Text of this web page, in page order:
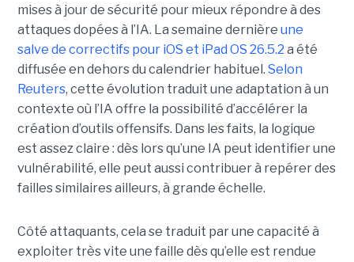
mises à jour de sécurité pour mieux répondre à des
attaques dopées à l’IA. La semaine dernière une
salve de correctifs pour iOS et iPad OS 26.5.2 a été
diffusée en dehors du calendrier habituel. Selon
Reuters, cette évolution traduit une adaptation à un
contexte où l’IA offre la possibilité d’accélérer la
création d’outils offensifs. Dans les faits, la logique
est assez claire : dès lors qu’une IA peut identifier une
vulnérabilité, elle peut aussi contribuer à repérer des
failles similaires ailleurs, à grande échelle.
Côté attaquants, cela se traduit par une capacité à
exploiter très vite une faille dès qu’elle est rendue